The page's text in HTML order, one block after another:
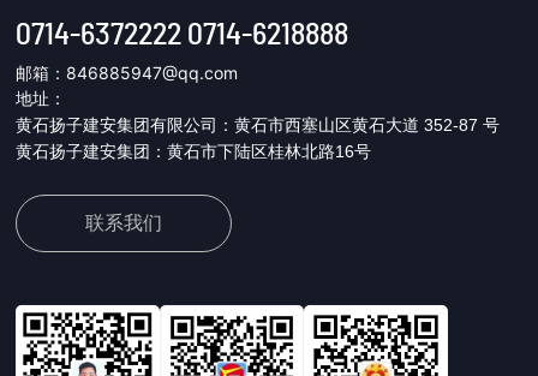
0714-6372222 0714-6218888
邮箱： 846885947@qq.com
地址：
黄石扬子建安集团有限公司：黄石市西塞山区黄石大道 352-87 号
黄石扬子建安集团：黄石市下陆区桂林北路16号
联系我们